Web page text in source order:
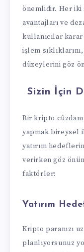
önemlidir. Her iki
avantajları ve
kullanıcılar
işlem
düzeylerini göz
Sizin İçin
Bir kripto
yapmak bireysel
yatırım
verirken göz
faktörler:
Yatırım
Kripto paranızı
planlıyorsunuz